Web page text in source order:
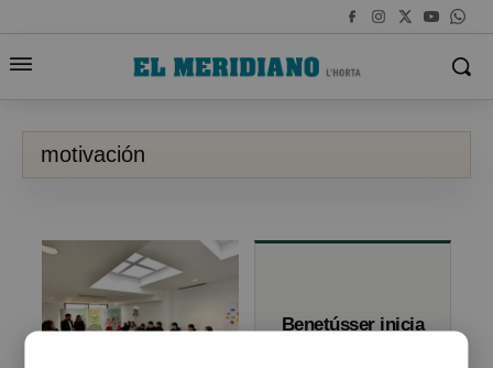
motivación
Benetússer inicia